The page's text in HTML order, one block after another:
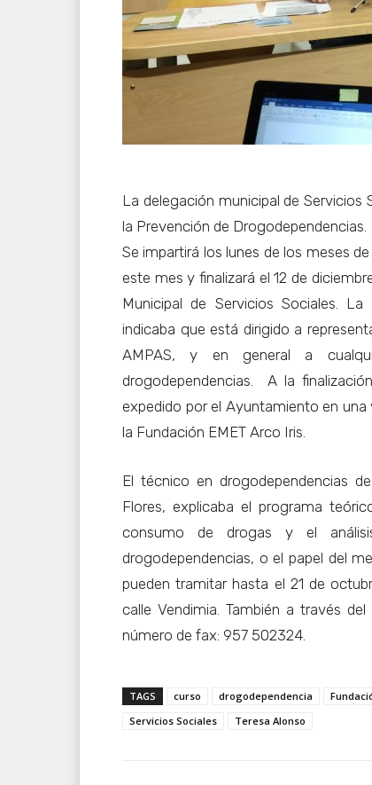
La delegación municipal de Servicios
la Prevención de Drogodependencias.
Se impartirá los lunes de los meses
este mes y finalizará el 12 de
Municipal de Servicios Sociales.
indicaba que está dirigido a
AMPAS, y en general a
drogodependencias. A la
expedido por el Ayuntamiento en
la Fundación EMET Arco Iris.
El técnico en drogodependencias
Flores, explicaba el programa
consumo de drogas y el
drogodependencias, o el papel del
pueden tramitar hasta el 21 de
calle Vendimia. También a través
número de fax: 957 502324.
TAGS curso drogodependencia
Servicios Sociales
Teresa Alonso